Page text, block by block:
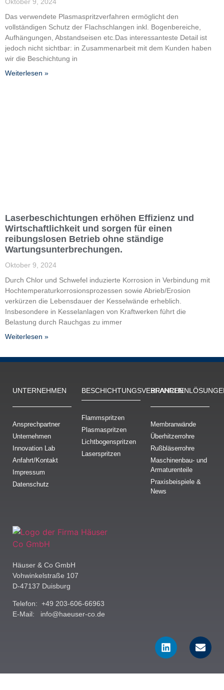
Das verwendete Plasmaspritzverfahren ermöglicht den
vollständigen Schutz der Flachschlangen inkl. Bogenbereiche,
Aufhängungen, Abstandseisen etc.Das interessanteste Detail ist
jedoch nicht sichtbar: in Zusammenarbeit mit dem Kunden haben
wir die Beschichtung in
Weiterlesen »
Laserbeschichtungen erhöhen Effizienz und
Wirtschaftlichkeit und sorgen für einen
reibungslosen Betrieb ohne ständige
Wartungsunterbrechungen.
Oktober 9, 2024
Durch Chlor und Schwefel induzierte Korrosion in Verbindung mit
Hochtemperaturkorrosionsprozessen sowie Abrieb/Erosion
verkürzen die Lebensdauer der Kesselwände erheblich.
Insbesondere in Kesselanlagen von Kraftwerken führt die
Belastung durch Rauchgas zu immer
Weiterlesen »
UNTERNEHMEN
Ansprechpartner
Unternehmen
Innovation Lab
Anfahrt/Kontakt
Impressum
Datenschutz
BESCHICH­TUNGS­VERFAHREN
Flammspritzen
Plasmaspritzen
Lichtbogenspritzen
Laserspritzen
Membranwände
Überhitzerrohre
Rußbläserrohre
Maschinenbau- und
Armaturenteile
Praxisbeispiele &
News
Häuser & Co GmbH
Vohwinkelstraße 107
D-47137 Duisburg
Telefon: +49 203-606-66963
E-Mail: info@haeuser-co.de